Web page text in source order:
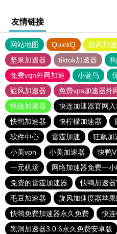
友情链接
网站地图 QuickQ 旋风加
坚果加速器
tiktok加速器
免费vqn外网加速
小蓝鸟
旋风加速器
免费vps加速器外
快连加速器
快连加速器官网入
快鸭加速器
快柠檬加速器
软件中心
雷霆加速 狂飙加
小美vpn
小美加速器 快鸭
一元机场
网络加速器免费一
免费的雷霆加速器
快鸭加速
毛豆加速器
旋风加速度器苹果
快鸭免费加速器永久免费
快
黑洞加速器3.0.6永久免费安卓版